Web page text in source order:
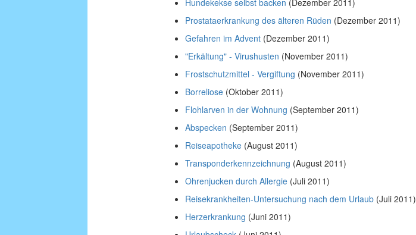
Hundekekse selbst backen (Dezember 2011)
Prostataerkrankung des älteren Rüden (Dezember 2011)
Gefahren im Advent(Dezember 2011)
"Erkältung" - Virushusten (November 2011)
Frostschutzmittel - Vergiftung (November 2011)
Borreliose(Oktober 2011)
Flohlarven in der Wohnung (September 2011)
Abspecken (September 2011)
Reiseapotheke(August 2011)
Transponderkennzeichnung (August 2011)
Ohrenjucken durch Allergie(Juli 2011)
Reisekrankheiten-Untersuchung nach dem Urlaub(Juli 2011)
Herzerkrankung (Juni 2011)